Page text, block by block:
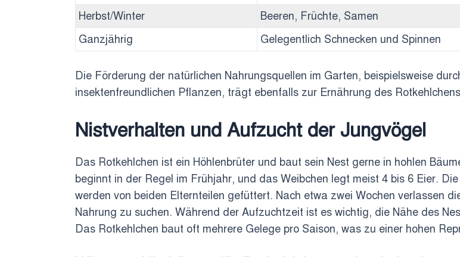
Herbst/Winter
Beeren, Früchte, Samen
Ganzjährig
Gelegentlich Schnecken und Spinnen
Die Förderung der natürlichen Nahrungsquellen im Garten, beispielsweise
insektenfreundlichen Pflanzen, trägt ebenfalls zur Ernährung des
Nistverhalten und Aufzucht der Jungvögel
Das Rotkehlchen ist ein Höhlenbrüter und baut sein Nest gerne in hohlen
beginnt in der Regel im Frühjahr, und das Weibchen legt meist 4 bis 6 Eier.
werden von beiden Elternteilen gefüttert. Nach etwa zwei Wochen verlassen
Nahrung zu suchen. Während der Aufzuchtzeit ist es wichtig, die Nähe des
Das Rotkehlchen baut oft mehrere Gelege pro Saison, was zu einer hohen